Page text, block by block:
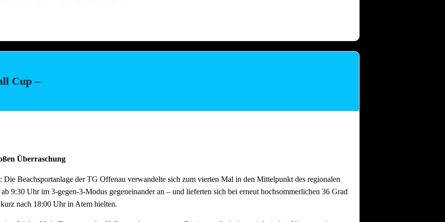
ans Neckarufer kommen!!
Cup –
Überraschung
Beachsportanlage der TG Offenau verwandelte sich zum vierten Mal in den Mittelpunkt des regionalen
9:30 Uhr im 3-gegen-3-Modus gegeneinander an – und lieferten sich bei erneut hochsommerlichen 36 Grad
nach 18:00 Uhr in Atem hielten.